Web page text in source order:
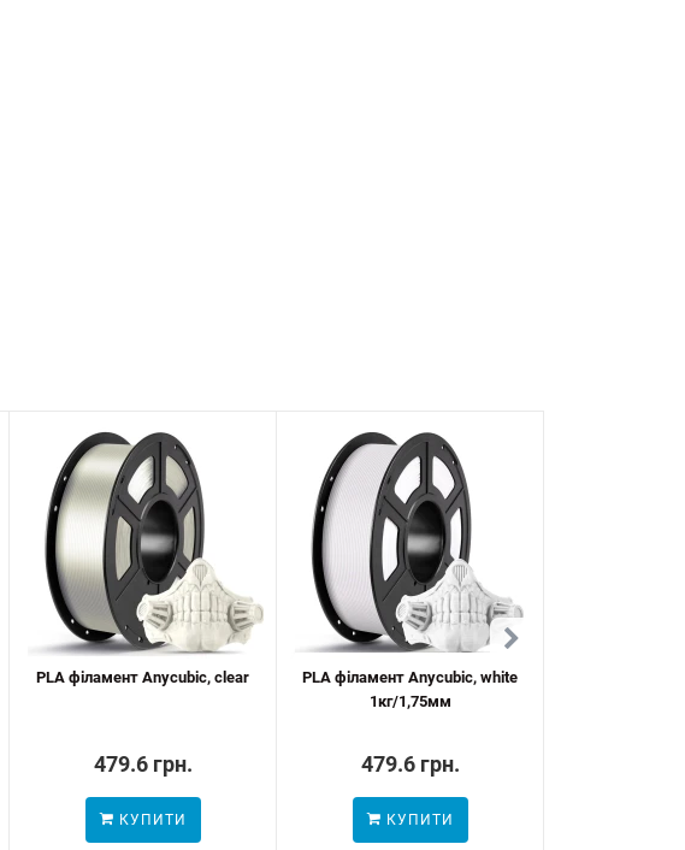
PLA філамент Anycubic, clear
479.6 грн.
КУПИТИ
PLA філамент Anycubic, white
1кг/1,75мм
479.6 грн.
КУПИТИ